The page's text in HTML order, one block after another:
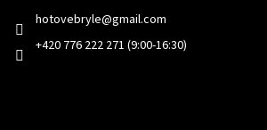
hotovebryle@gmail.com
+420 776 222 271 (9:00-16:30)